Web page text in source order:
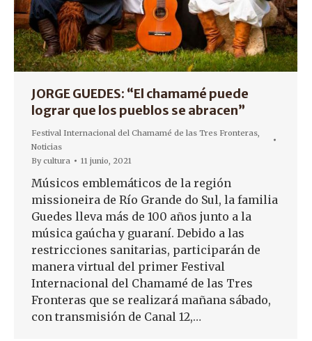
JORGE GUEDES: “El chamamé puede
lograr que los pueblos se abracen”
Festival Internacional del Chamamé de las Tres Fronteras,
Noticias
Bycultura 11 junio, 2021
Músicos emblemáticos de la región
missioneira de Río Grande do Sul, la familia
Guedes lleva más de 100 años junto a la
música gaúcha y guaraní. Debido a las
restricciones sanitarias, participarán de
manera virtual del primer Festival
Internacional del Chamamé de las Tres
Fronteras que se realizará mañana sábado,
con transmisión de Canal 12,…